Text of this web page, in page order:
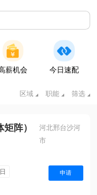
薪机会 今日速配
区域 职能 筛选
阵）
河北邢台沙河
市
申请